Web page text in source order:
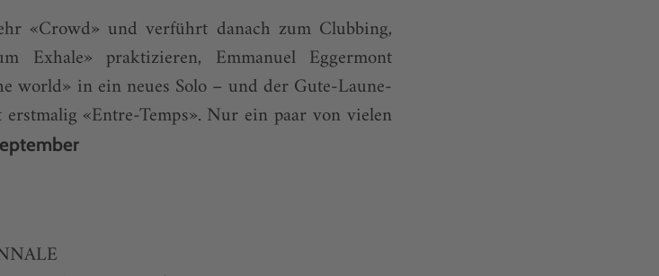
«Crowd» und verführt danach zum Clubbing,
Exhale» praktizieren, Emmanuel Eggermont
world» in ein neues Solo – und der Gute-Laune-
«Entre-Temps». Nur ein paar von vielen